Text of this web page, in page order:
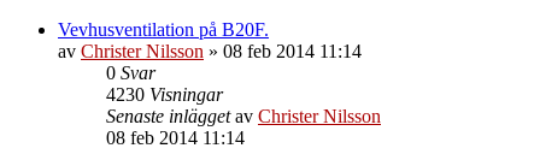
Vevhusventilation på B20F.
av Christer Nilsson » 08 feb 2014 11:14
0 Svar
4230 Visningar
Senaste inläggetav Christer Nilsson
08 feb 2014 11:14